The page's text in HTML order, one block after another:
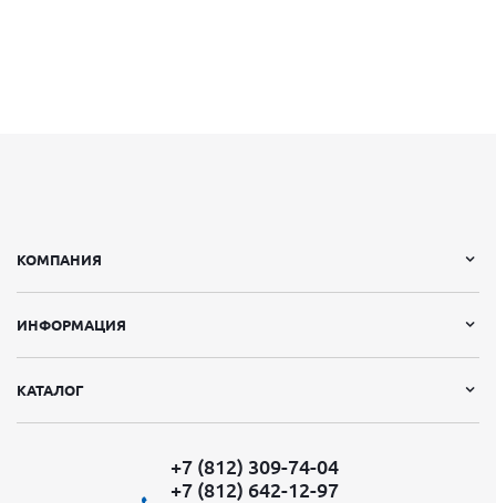
КОМПАНИЯ
ИНФОРМАЦИЯ
КАТАЛОГ
+7 (812) 309-74-04
+7 (812) 642-12-97